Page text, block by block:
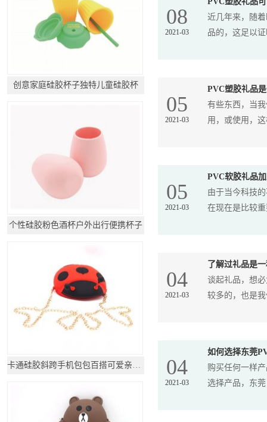
08
2021-03
近几年来，随
品的，这足以
05
2021-03
PVC塑胶礼品
有些东西，当
用，或使用，
05
2021-03
PVC软胶礼品
由于当今科技
在现在是比较
04
2021-03
了解过礼品是
谈起礼品，想
较多的，也是
04
2021-03
如何选择东莞
购买任何一样
选择产品，东
创意家庭硅胶杯子独特儿童硅胶杯
个性硅胶粉色酒杯户外出行便携杯子
卡通硅胶斜跨手机包包百搭可爱亲子时尚链条背